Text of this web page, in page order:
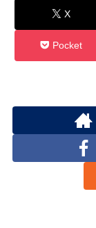
X
Pocket